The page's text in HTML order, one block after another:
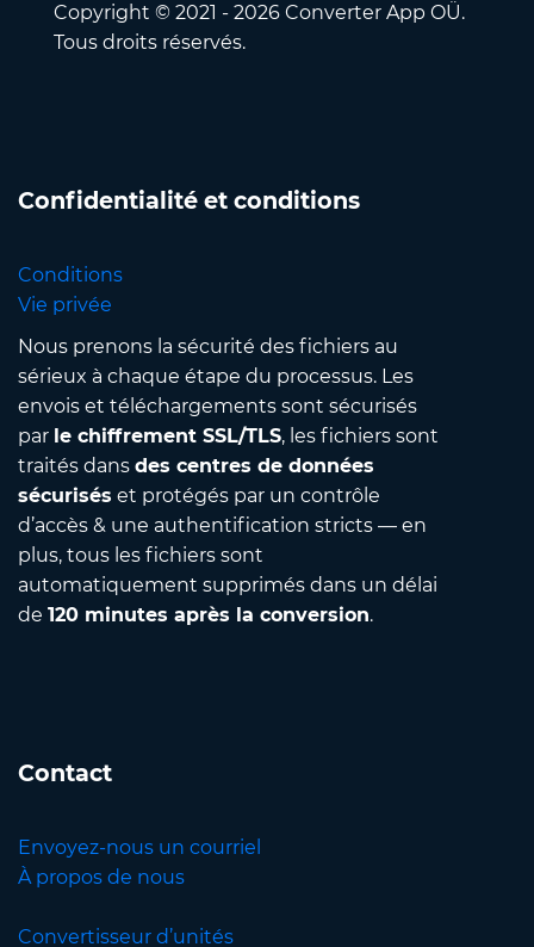
Copyright © 2021 - 2026 Converter App OÜ.
Tous droits réservés.
Confidentialité et conditions
Conditions
Vie privée
Nous prenons la sécurité des fichiers au
sérieux à chaque étape du processus. Les
envois et téléchargements sont sécurisés
par le chiffrement SSL/TLS, les fichiers sont
traités dans des centres de données
sécurisés et protégés par un contrôle
d’accès & une authentification stricts — en
plus, tous les fichiers sont
automatiquement supprimés dans un délai
de 120 minutes après la conversion.
Contact
Envoyez-nous un courriel
À propos de nous
Convertisseur d’unités